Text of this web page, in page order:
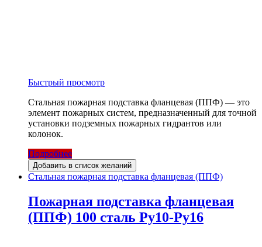
Быстрый просмотр
Стальная пожарная подставка фланцевая (ППФ) — это
элемент пожарных систем, предназначенный для точной
установки подземных пожарных гидрантов или
колонок.
Подробнее
Добавить в список желаний
Стальная пожарная подставка фланцевая (ППФ)
Пожарная подставка фланцевая
(ППФ) 100 сталь Ру10-Ру16